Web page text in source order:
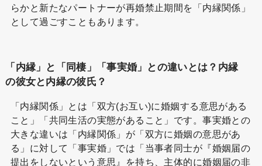
らかと新たなパートナーが再婚禁止期間を「内縁関係」
として過ごすこともあります。
「内縁」と「同棲」「事実婚」との違いとは？内縁
の彼女と内縁の彼氏？
「内縁関係」とは「双方(お互い)に婚姻する意思がある
こと」「共同生活の実態があること」です。事実婚との
大きな違いは「内縁関係」が「双方に婚姻の意思があ
る」に対して「事実婚」では「当事者同士が『婚姻届の
提出をしないという意思』を持ち、主体的に婚姻届の非